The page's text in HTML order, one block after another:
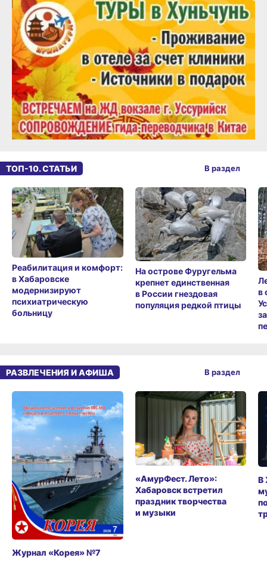
ТОП-10. СТАТЬИ
Реабилитация и комфорт:
в Хабаровске
модернизируют
психиатрическую
больницу
На острове Фуругельма
крепнет единственная
в России гнездовая
популяция редкой птицы
в
В раздел
РАЗВЛЕЧЕНИЯ И АФИША
Журнал «Корея» №7
«АмурФест. Лето»:
Хабаровск встретил
праздник творчества
и музыки
В
В раздел